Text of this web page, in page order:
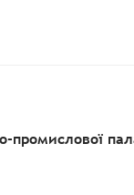
промислової